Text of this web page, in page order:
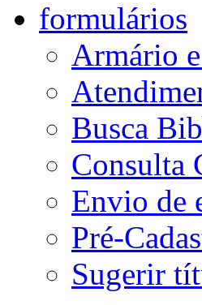
formulários
Armário
Busca
Consulta
Envio de
Pré-
Sugerir